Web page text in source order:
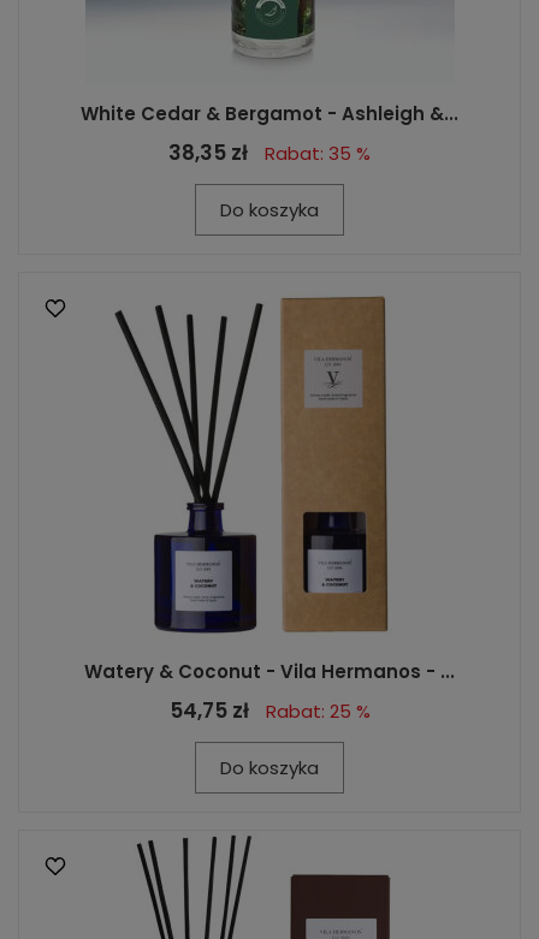
White Cedar & Bergamot - Ashleigh &...
38,35 zł Rabat: 35 %
Do koszyka
Watery & Coconut - Vila Hermanos - ...
54,75 zł Rabat: 25 %
Do koszyka